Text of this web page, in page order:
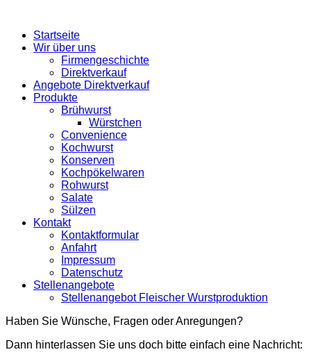
Startseite
Wir über uns
Firmengeschichte
Direktverkauf
Angebote Direktverkauf
Produkte
Brühwurst
Würstchen
Convenience
Kochwurst
Konserven
Kochpökelwaren
Rohwurst
Salate
Sülzen
Kontakt
Kontaktformular
Anfahrt
Impressum
Datenschutz
Stellenangebote
Stellenangebot Fleischer Wurstproduktion
Haben Sie Wünsche, Fragen oder Anregungen?
Dann hinterlassen Sie uns doch bitte einfach eine Nachricht: